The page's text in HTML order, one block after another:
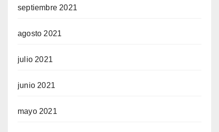
septiembre 2021
agosto 2021
julio 2021
junio 2021
mayo 2021